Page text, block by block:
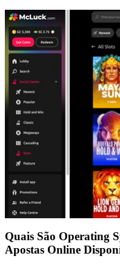
Quais São Operating
Apostas Online